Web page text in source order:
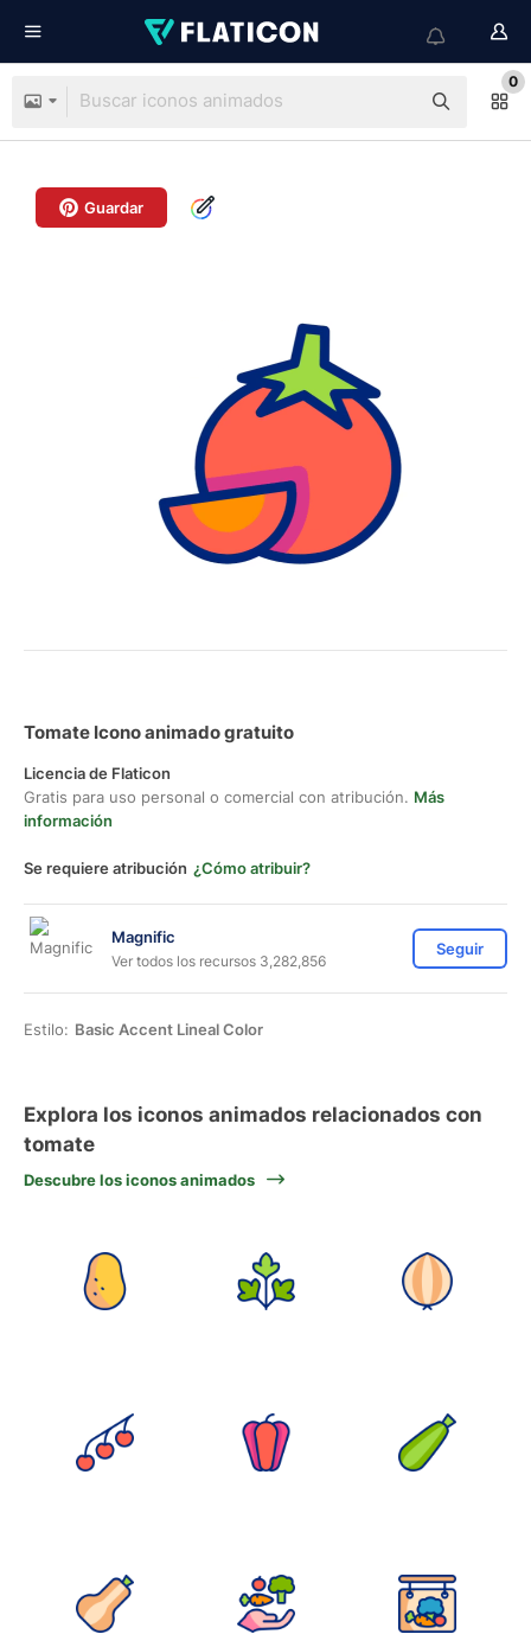
0
Guardar
Tomate Icono animado gratuito
Licencia de Flaticon
Gratis para uso personal o comercial con atribución. Más
información
Se requiere atribución ¿Cómo atribuir?
Magnific
Ver todos los recursos 3,282,856
Seguir
Estilo: Basic Accent Lineal Color
Explora los iconos animados relacionados con
tomate
Descubre los iconos animados